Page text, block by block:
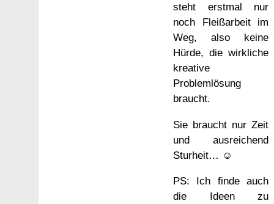
steht erstmal nur
noch Fleißarbeit im
Weg, also keine
Hürde, die wirkliche
kreative
Problemlösung
braucht.
Sie braucht nur Zeit
und ausreichend
Sturheit… ☺
PS: Ich finde auch
die Ideen zu